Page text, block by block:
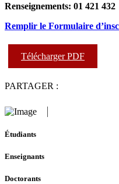
Renseignements: 01 421 432
Remplir le Formulaire
Télécharger PDF
PARTAGER :
Étudiants
Enseignants
Doctorants